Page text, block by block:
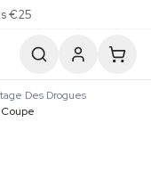
€25
Des Drogues